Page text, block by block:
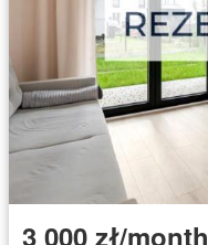
3 000 zł/month